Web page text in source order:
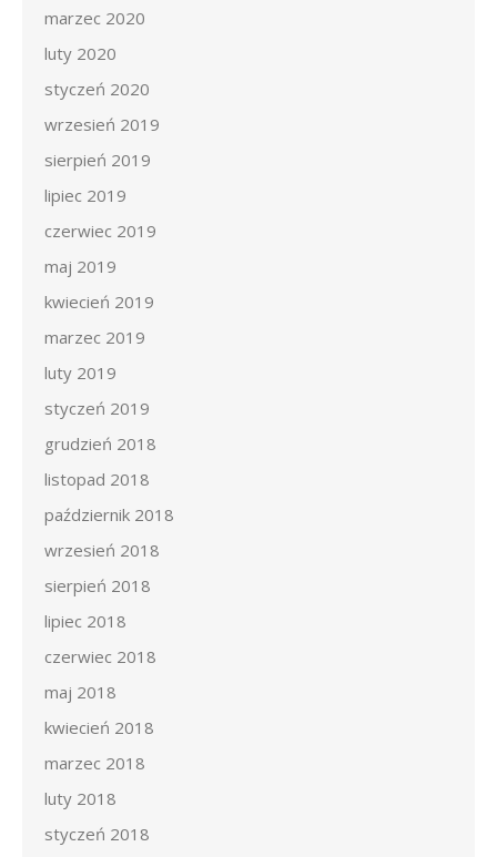
marzec 2020
luty 2020
styczeń 2020
wrzesień 2019
sierpień 2019
lipiec 2019
czerwiec 2019
maj 2019
kwiecień 2019
marzec 2019
luty 2019
styczeń 2019
grudzień 2018
listopad 2018
październik 2018
wrzesień 2018
sierpień 2018
lipiec 2018
czerwiec 2018
maj 2018
kwiecień 2018
marzec 2018
luty 2018
styczeń 2018